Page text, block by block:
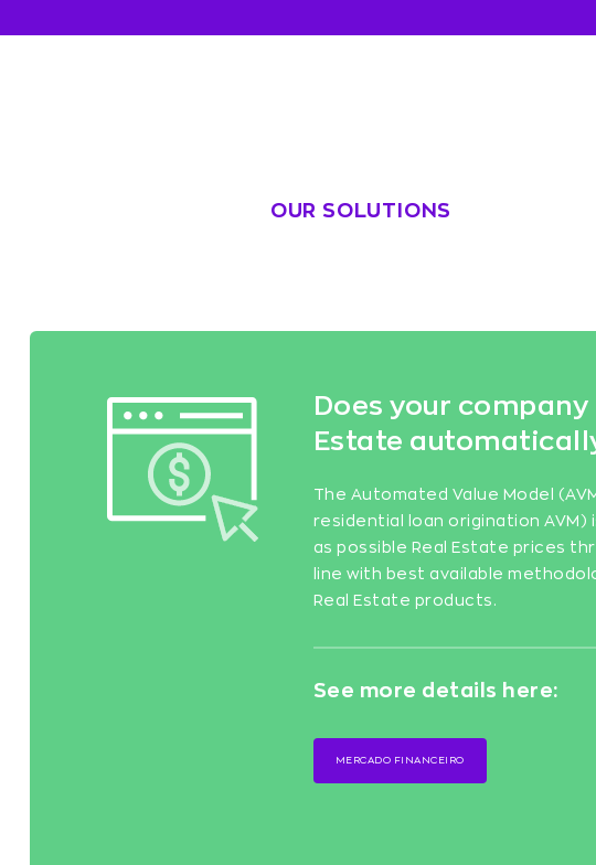
OUR SOLUTIONS
Does your company
Estate
The Automated Value Model
residential loan origination
as possible Real Estate prices
line with best available
Real Estate products.
See more details here:
MERCADO FINANCEIRO